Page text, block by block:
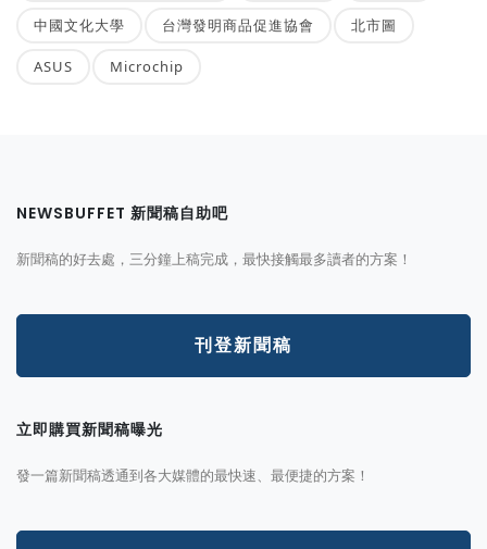
中國文化大學 台灣發明商品促進協會 北市圖
ASUS Microchip
NEWSBUFFET 新聞稿自助吧
新聞稿的好去處，三分鐘上稿完成，最快接觸最多讀者的方案！
刊登新聞稿
立即購買新聞稿曝光
發一篇新聞稿透通到各大媒體的最快速、最便捷的方案！